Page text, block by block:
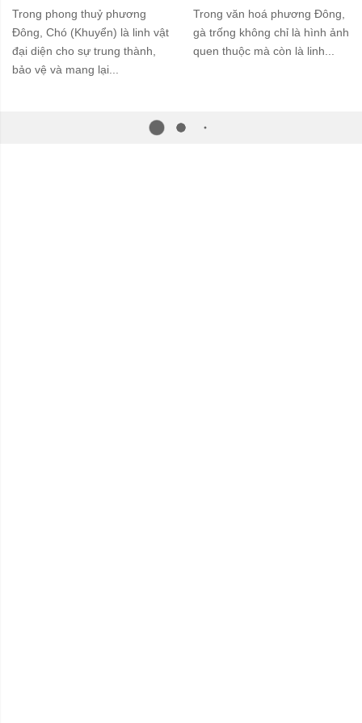
Trong phong thuỷ phương
Đông, Chó (Khuyển) là linh vật
đại diện cho sự trung thành,
bảo vệ và mang lại...
Trong văn hoá phương Đông,
gà trống không chỉ là hình ảnh
quen thuộc mà còn là linh...